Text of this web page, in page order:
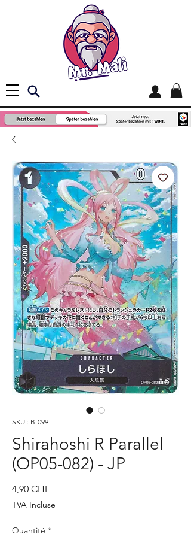
SKU : B-099
Shirahoshi R Parallel
(OP05-082) - JP
4,90 CHFPrix
TVA Incluse
Quantité *